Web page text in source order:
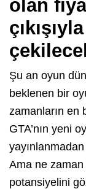
olan
Şu an oyun
beklenen bir
zamanların en
GTA’nın yeni
Ama ne zaman
potansiyelini